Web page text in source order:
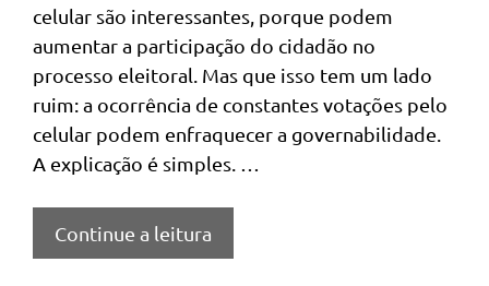
celular são interessantes, porque podem
aumentar a participação do cidadão no
processo eleitoral. Mas que isso tem um lado
ruim: a ocorrência de constantes votações pelo
celular podem enfraquecer a governabilidade.
A explicação é simples. …
Continue a leitura